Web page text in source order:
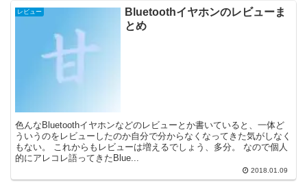
レビュー
Bluetoothイヤホンのレビューま
とめ
色んなBluetoothイヤホンなどのレビューとか書いていると、一体ど
ういうのをレビューしたのか自分で分からなくなってきた気がしなく
もない。 これからもレビューは増えるでしょう、多分。 なので個人
的にアレコレ語ってきたBlue...
2018.01.09